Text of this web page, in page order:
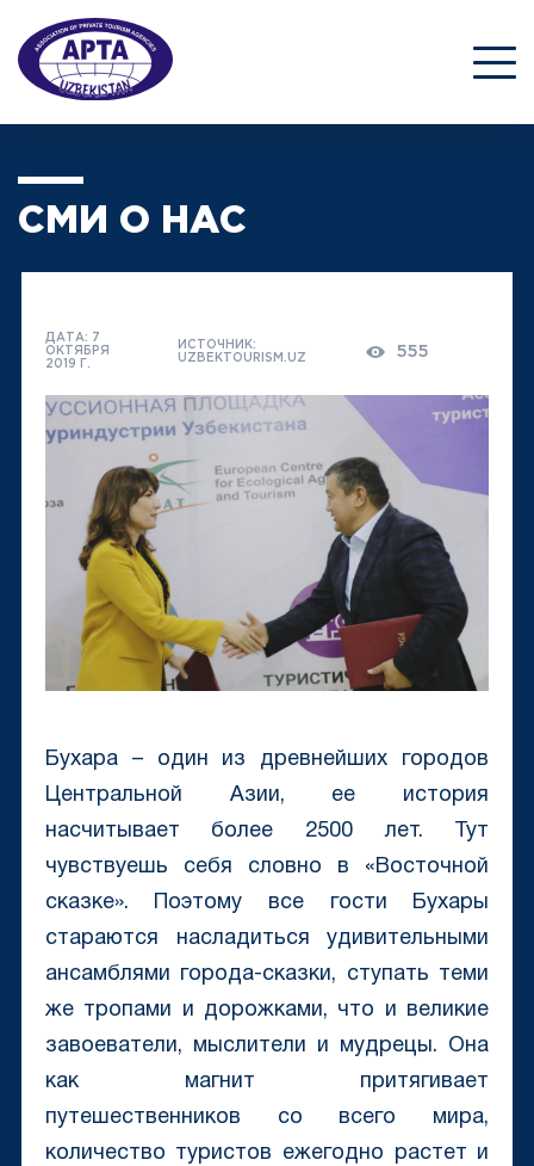
СМИ О НАС
ДАТА: 7
ОКТЯБРЯ
2019 Г.
ИСТОЧНИК:
UZBEKTOURISM.UZ
555
Бухара – один из древнейших городов
Центральной Азии, ее история
насчитывает более 2500 лет. Тут
чувствуешь себя словно в «Восточной
сказке». Поэтому все гости Бухары
стараются насладиться удивительными
ансамблями города-сказки, ступать теми
же тропами и дорожками, что и великие
завоеватели, мыслители и мудрецы. Она
как магнит притягивает
путешественников со всего мира,
количество туристов ежегодно растет и